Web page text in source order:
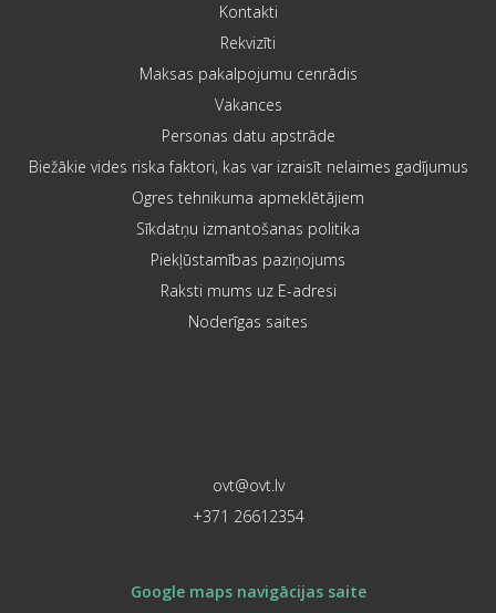
Kontakti
Rekvizīti
Maksas pakalpojumu cenrādis
Vakances
Personas datu apstrāde
Biežākie vides riska faktori, kas var izraisīt nelaimes gadījumus
Ogres tehnikuma apmeklētājiem
Sīkdatņu izmantošanas politika
Piekļūstamības paziņojums
Raksti mums uz E-adresi
Noderīgas saites
ovt@ovt.lv
+371 26612354
Google maps navigācijas saite